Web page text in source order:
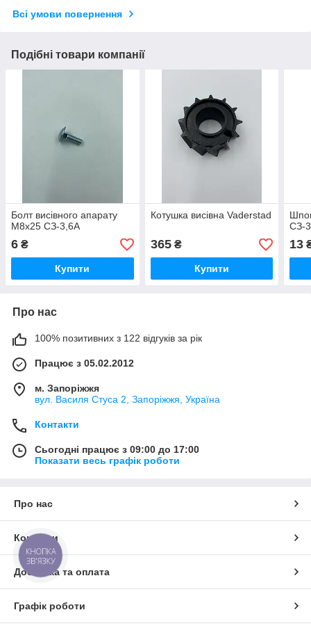
Всі умови повернення
Подібні товари компанії
Болт висівного апарату
М8х25 СЗ-3,6А
6 ₴
Купити
Котушка висівна Vaderstad
365₴
Купити
СЗ-
13
Про нас
100% позитивних з 122 відгуків за рік
Працює з 05.02.2012
м. Запоріжжя
вул. Василя Стуса 2, Запоріжжя, Україна
Контакти
Сьогодні працює з 09:00 до 17:00
Показати весь графік роботи
Про нас
Контакти
Доставка та оплата
Графік роботи
КНОПКА
ЗВ'ЯЗКУ